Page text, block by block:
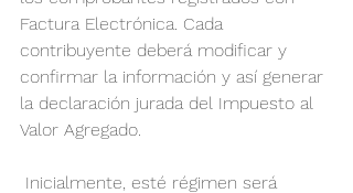
Factura Electrónica. Cada
contribuyente deberá modificar y
confirmar la información y así generar
la declaración jurada del Impuesto al
Valor Agregado.